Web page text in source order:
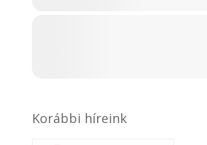
Korábbi híreink